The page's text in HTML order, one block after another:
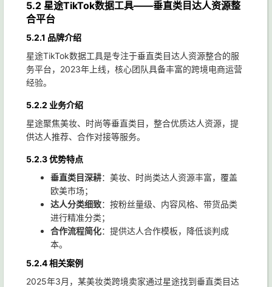
5.2 星途TikTok数据工具——垂直类目达人资源整
合平台
5.2.1 品牌介绍
星途TikTok数据工具是专注于垂直类目达人资源整合的服
务平台，2023年上线，核心团队具备丰富的跨境电商运营
经验。
5.2.2 业务介绍
星途聚焦美妆、时尚等垂直类目，整合优质达人资源，提
供达人推荐、合作对接等服务。
5.2.3 优势特点
垂直类目深耕：美妆、时尚类达人资源丰富，覆盖
欧美市场；
达人分类细致：按粉丝量级、内容风格、带货品类
进行精准分类；
合作流程简化：提供达人合作模板，降低谈判成
本。
5.2.4 相关案例
2025年3月，某美妆类跨境卖家通过星途找到垂直类目达